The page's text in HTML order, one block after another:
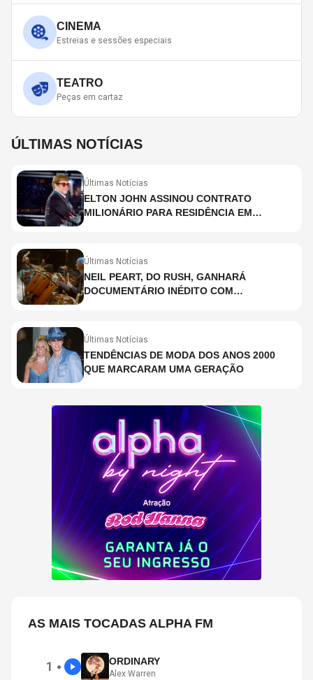
CINEMA
Estreias e sessões especiais
TEATRO
Peças em cartaz
ÚLTIMAS NOTÍCIAS
Últimas Notícias
ELTON JOHN ASSINOU CONTRATO
MILIONÁRIO PARA RESIDÊNCIA EM
Últimas Notícias
NEIL PEART, DO RUSH, GANHARÁ
DOCUMENTÁRIO INÉDITO COM
Últimas Notícias
TENDÊNCIAS DE MODA DOS ANOS 2000
QUE MARCARAM UMA GERAÇÃO
AS MAIS TOCADAS ALPHA FM
1 ● ORDINARY
Alex Warren